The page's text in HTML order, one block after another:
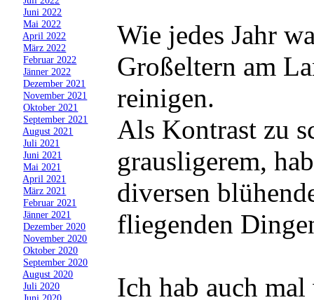
»Juni 2022
»Mai 2022
April 2022
»März 2022
»Februar 2022
»Jänner 2022
»Dezember 2021
»November 2021
»Oktober 2021
September 2021
August 2021
»Juli 2021
»Juni 2021
»Mai 2021
April 2021
»März 2021
»Februar 2021
»Jänner 2021
»Dezember 2020
»November 2020
»Oktober 2020
September 2020
August 2020
»Juli 2020
Wie jedes Jahr
Großeltern am
reinigen.
Als Kontrast zu
grausligerem,
diversen
fliegenden
Ich hab auch